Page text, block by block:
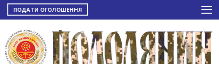
ПОДАТИ ОГОЛОШЕННЯ